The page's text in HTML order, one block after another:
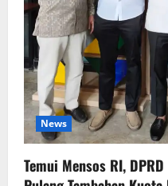
News
Temui Mensos RI,